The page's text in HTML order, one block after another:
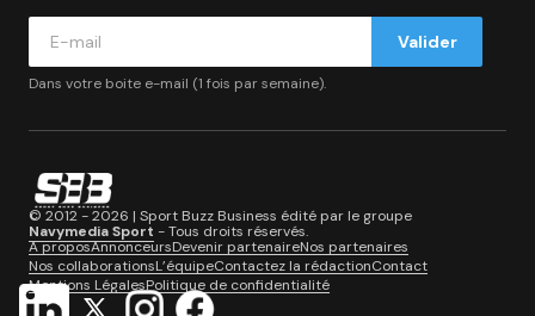
Valider
Dans votre boite e-mail (1 fois par semaine).
© 2012 - 2026 | Sport Buzz Business édité par le groupe
Navymedia Sport - Tous droits réservés.
A proposAnnonceursDevenir partenaireNos partenaires
Nos collaborationsL’équipeContactez la rédactionContact
Mentions LégalesPolitique de confidentialité